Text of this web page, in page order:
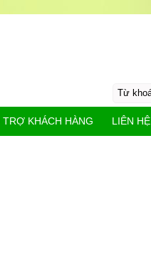
TRỢ KHÁCH HÀNG LIÊN HỆ